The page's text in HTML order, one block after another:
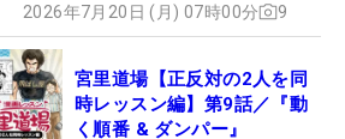
2026年7月20日 (月) 07時00分 9
宮里道場【正反対の2人を同
時レッスン編】第9話／『動
く順番 & ダンパー』